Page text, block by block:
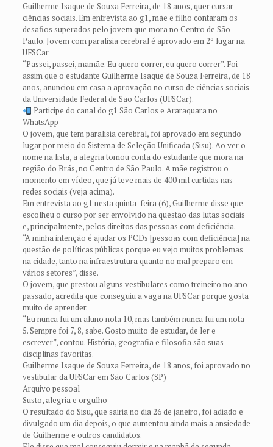
Guilherme Isaque de Souza Ferreira, de 18 anos, quer cursar
ciências sociais. Em entrevista ao g1, mãe e filho contaram os
desafios superados pelo jovem que mora no Centro de São
Paulo. Jovem com paralisia cerebral é aprovado em 2º lugar na
UFSCar
“Passei, passei, mamãe. Eu quero correr, eu quero correr”. Foi
assim que o estudante Guilherme Isaque de Souza Ferreira, de 18
anos, anunciou em casa a aprovação no curso de ciências sociais
da Universidade Federal de São Carlos (UFSCar).
Participe do canal do g1 São Carlos e Araraquara no
WhatsApp
O jovem, que tem paralisia cerebral, foi aprovado em segundo
lugar por meio do Sistema de Seleção Unificada (Sisu). Ao ver o
nome na lista, a alegria tomou conta do estudante que mora na
região do Brás, no Centro de São Paulo. A mãe registrou o
momento em vídeo, que já teve mais de 400 mil curtidas nas
redes sociais (veja acima).
Em entrevista ao g1 nesta quinta-feira (6), Guilherme disse que
escolheu o curso por ser envolvido na questão das lutas sociais
e, principalmente, pelos direitos das pessoas com deficiência.
“A minha intenção é ajudar os PCDs [pessoas com deficiência] na
questão de políticas públicas porque eu vejo muitos problemas
na cidade, tanto na infraestrutura quanto no mal preparo em
vários setores”, disse.
O jovem, que prestou alguns vestibulares como treineiro no ano
passado, acredita que conseguiu a vaga na UFSCar porque gosta
muito de aprender.
“Eu nunca fui um aluno nota 10, mas também nunca fui um nota
5. Sempre foi 7, 8, sabe. Gosto muito de estudar, de ler e
escrever”, contou. História, geografia e filosofia são suas
disciplinas favoritas.
Guilherme Isaque de Souza Ferreira, de 18 anos, foi aprovado no
vestibular da UFSCar em São Carlos (SP)
Arquivo pessoal
Susto, alegria e orgulho
O resultado do Sisu, que sairia no dia 26 de janeiro, foi adiado e
divulgado um dia depois, o que aumentou ainda mais a ansiedade
de Guilherme e outros candidatos.